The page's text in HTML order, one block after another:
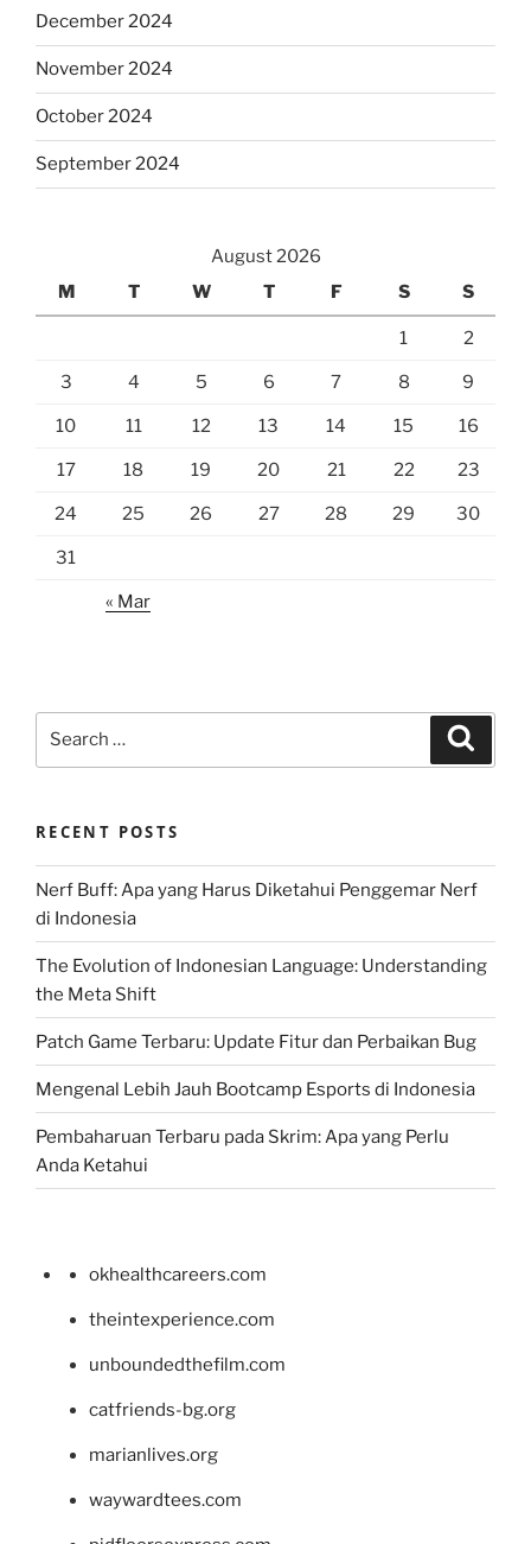
December 2024
November 2024
October 2024
September 2024
August 2026
M
T W T F S S
1 2
3 4 5 6 7 8 9
10 11 12 13 14 15 16
17 18 19 20 21 22 23
24 25 26 27 28 29 30
31
« Mar
RECENT POSTS
Nerf Buff: Apa yang Harus Diketahui Penggemar Nerf
di Indonesia
The Evolution of Indonesian Language: Understanding
the Meta Shift
Patch Game Terbaru: Update Fitur dan Perbaikan Bug
Mengenal Lebih Jauh Bootcamp Esports di Indonesia
Pembaharuan Terbaru pada Skrim: Apa yang Perlu
Anda Ketahui
okhealthcareers.com
theintexperience.com
unboundedthefilm.com
catfriends-bg.org
marianlives.org
waywardtees.com